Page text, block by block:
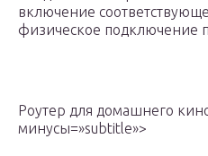
включение
физическое подключение
Роутер для домашнего
минусы=»subtitle»>